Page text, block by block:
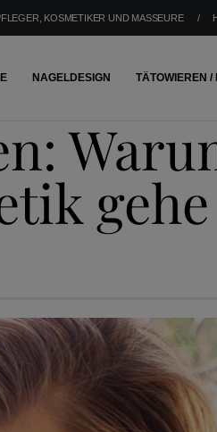
KOSMETIKER UND MASSEURE /
NAGELDESIGN TÄTOWIEREN /
gehe